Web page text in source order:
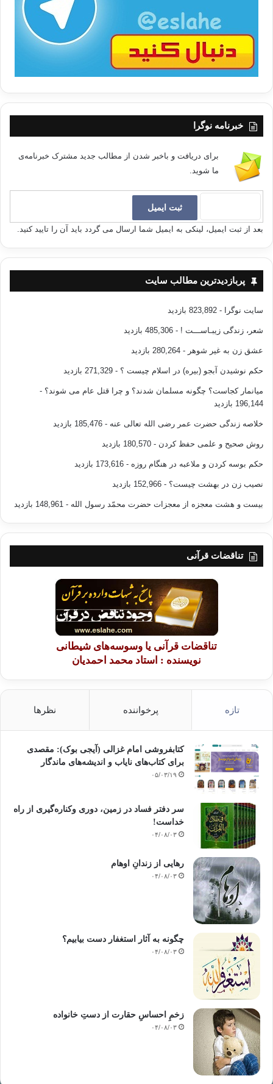
خبرنامه نوگرا
برای دریافت و باخبر شدن از مطالب جدید مشترک خبرنامه‌ی
ما شوید.
بعد از ثبت ایمیل، لینکی به ایمیل شما ارسال می گردد باید آن را تایید کنید.
پربازدیدترین مطالب سایت
سایت نوگرا - 823,892 بازدید
شعر، زندگی زیبـاســـت ! - 485,306 بازدید
عشق زن به غیر شوهر - 280,264 بازدید
حکم نوشیدن آبجو (بیره) در اسلام چیست ؟ - 271,329 بازدید
میانمار کجاست؟ چگونه مسلمان شدند؟ و چرا قتل عام می شوند؟ -
196,144 بازدید
خلاصه زندگی حضرت عمر رضی الله تعالی عنه - 185,476 بازدید
روش صحیح و علمی حفظ کردن - 180,570 بازدید
حکم بوسه کردن و ملاعبه در هنگام روزه - 173,616 بازدید
نصیب زن در بهشت چیست؟ - 152,966 بازدید
بیست و هشت معجزه از معجزات حضرت محمّد رسول الله - 148,961 بازدید
تناقضات قرآنی
تناقضات قرآنی یا وسوسه‌های شیطانی
نویسنده : استاد محمد احمدیان
تازه پرخواننده نظرها
کتابفروشی امام غزالی (آیجی بوک): مقصدی
برای کتاب‌های نایاب و اندیشه‌های ماندگار
۰۵/۰۳/۱۹
سر دفتر فساد در زمین‌، دوری وکناره‌گیری از راه
خداست‌!
۰۴/۰۸/۰۳
رهایی از زندانِ اوهام
۰۴/۰۸/۰۳
چگونه به آثار استغفار دست بیابیم؟
۰۴/۰۸/۰۳
زخمِ احساسِ حقارت از دستِ خانواده
۰۴/۰۸/۰۳